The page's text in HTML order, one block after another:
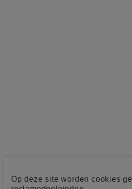
Op deze site worden cookies